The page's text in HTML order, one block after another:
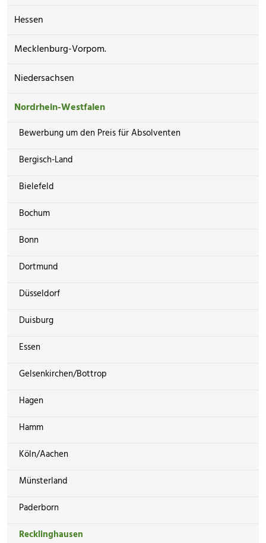
Hessen
Mecklenburg-Vorpom.
Niedersachsen
Nordrhein-Westfalen
Bewerbung um den Preis für Absolventen
Bergisch-Land
Bielefeld
Bochum
Bonn
Dortmund
Düsseldorf
Duisburg
Essen
Gelsenkirchen/Bottrop
Hagen
Hamm
Köln/Aachen
Münsterland
Paderborn
Recklinghausen